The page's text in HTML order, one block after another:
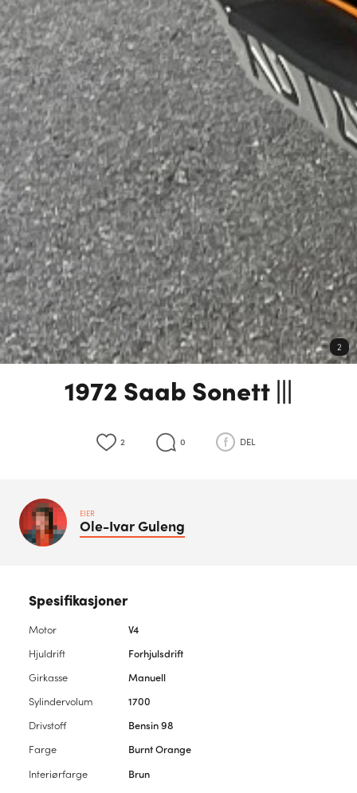
2
1972 Saab Sonett |||
2 0 DEL
EIER
Ole-IvarGuleng
Spesifikasjoner
Motor
V4
Hjuldrift
Forhjulsdrift
Girkasse
Manuell
Sylindervolum
1700
Drivstoff
Bensin 98
Farge
Burnt Orange
Interiørfarge
Brun